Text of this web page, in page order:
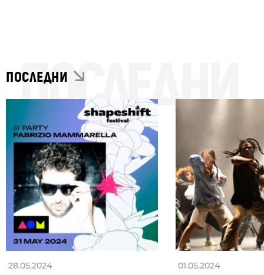
ПОСЛЕДНИ
ПОСЛЕДНИ
28.05.2024 01.05.2024